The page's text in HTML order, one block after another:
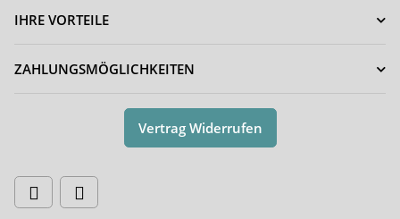
IHRE VORTEILE
ZAHLUNGSMÖGLICHKEITEN
Vertrag Widerrufen